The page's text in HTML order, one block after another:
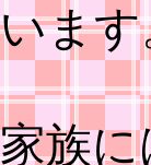
います
家族